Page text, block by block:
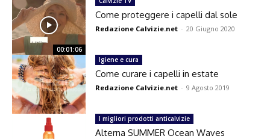
00:01:06
Come proteggere i capelli dal sole
Redazione Calvizie.net - 20 Giugno 2020
Igiene e cura
Come curare i capelli in estate
Redazione Calvizie.net - 9 Agosto 2019
I migliori prodotti anticalvizie
Alterna SUMMER Ocean Waves